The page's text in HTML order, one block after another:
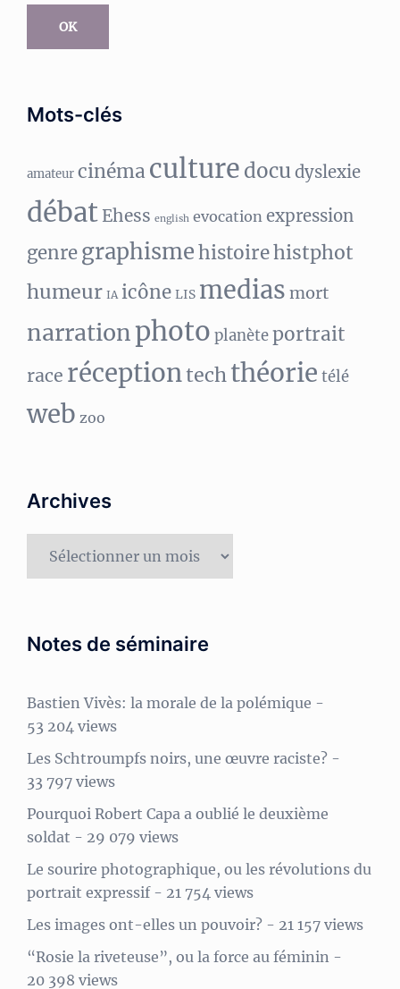
OK
Mots-clés
amateur cinémaculture docu dyslexie
débat Ehess english evocation expression
genregraphismehistoirehistphot
humeur IA icône LIS medias mort
narrationphoto planèteportrait
race réceptiontechthéorie télé
web zoo
Archives
Notes de séminaire
Bastien Vivès: la morale de la polémique -
53 204 views
Les Schtroumpfs noirs, une œuvre raciste? -
33 797 views
Pourquoi Robert Capa a oublié le deuxième
soldat - 29 079 views
Le sourire photographique, ou les révolutions du
portrait expressif- 21 754 views
Les images ont-elles un pouvoir? - 21 157 views
“Rosie la riveteuse”, ou la force au féminin -
20 398 views